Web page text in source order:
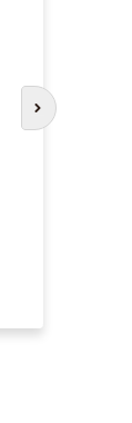
次のスライド